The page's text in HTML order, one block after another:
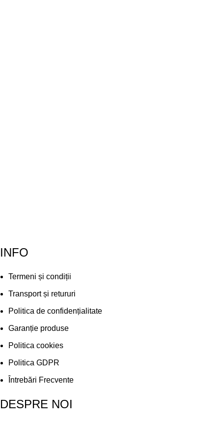
INFO
Termeni și condiții
Transport și retururi
Politica de confidențialitate
Garanție produse
Politica cookies
Politica GDPR
Întrebări Frecvente
DESPRE NOI